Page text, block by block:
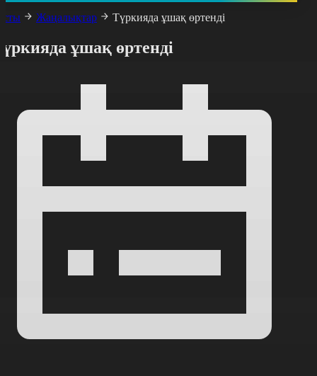
Жаңалықтар Түркияда ұшақ өртенді
ұшақ өртенді